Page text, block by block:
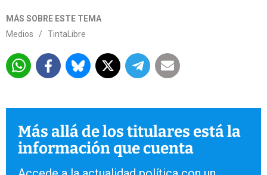
MÁS SOBRE ESTE TEMA
Medios
/ TintaLibre
Más allá de los titulares está la
información que cuenta